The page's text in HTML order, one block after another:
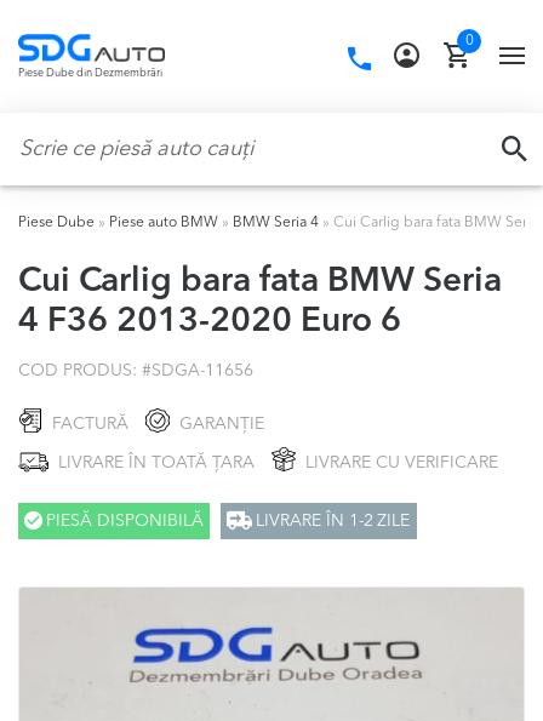
navigation
content
Piese Dube din Dezmembrări
Call
0
Piese Dube » Piese auto BMW » BMW Seria 4 » Cui Carlig bara fata BMW
Cui Carlig bara fata BMW Seria
4 F36 2013-2020 Euro 6
COD PRODUS: #SDGA-11656
FACTURĂ GARANȚIE
LIVRARE ÎN TOATĂ ȚARA LIVRARE CU VERIFICARE
PIESĂ DISPONIBILĂ LIVRARE ÎN 1-2 ZILE